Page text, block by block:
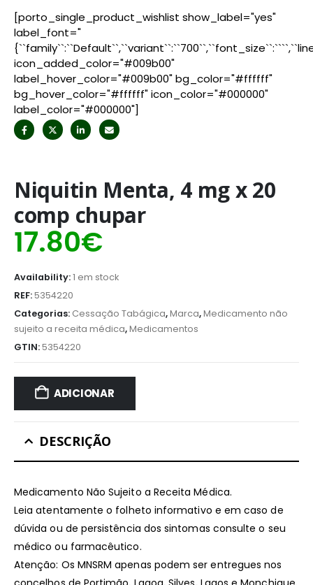
[porto_single_product_wishlist show_label="yes"
label_font="
icon_added_color="#009b00"
label_hover_color="#009b00" bg_color="#ffffff"
bg_hover_color="#ffffff" icon_color="#000000"
label_color="#000000"]
Niquitin Menta, 4 mg x 20
comp chupar
17.80€
Availability:1 em stock
REF:5354220
Categorias: Cessação Tabágica,Marca,Medicamento não
sujeito a receita médica,Medicamentos
GTIN:5354220
ADICIONAR
DESCRIÇÃO
Medicamento Não Sujeito a Receita Médica.
Leia atentamente o folheto informativo e em caso de
dúvida ou de persistência dos sintomas consulte o seu
médico ou farmacêutico.
Atenção: Os MNSRM apenas podem ser entregues nos